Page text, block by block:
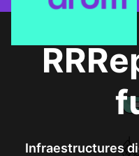
Infraestructures